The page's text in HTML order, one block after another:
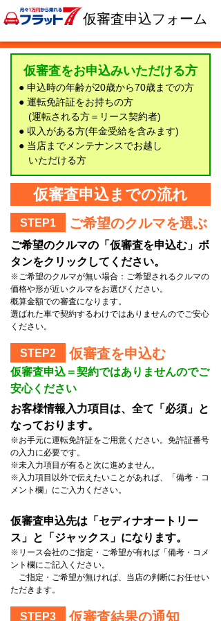
仮審査申込フォーム
仮審査をお申込みいただける方
● 申込時の年齢が20歳から70歳までの方
● 運転免許証をお持ちの方
(運転される方＝リース契約者)
● 収入がある方(年金受給を含みます)
● 当店までメンテナンスでお越し
いただける方
仮審査申込までの流れ
STEP1 ご希望のクルマを選ぶ
ご希望のクルマの「仮審査を申込む」ボ
タンをクリックしてください。
※ご希望のクルマが無い場合：ご希望されるクルマの
価格や形が近いクルマをお選びください。
概算金額での審査になります。
選ばれた車で契約するわけではありませんのでご安心
ください。
STEP2 仮審査を申込む
仮審査申込＝契約ではありませんのでご
安心ください
お客様情報入力項目は、全て「必須」と
なっております。
※お手元に運転免許証をご用意ください。免許証番号
の入力に必要です。
※未入力項目が有ると次に進めません。
※入力項目以外で伝えたいことがあれば、「備考・コ
メント欄」にご入力ください。
仮審査申込先は「セディナオートリー
ス」と「ジャックス」になります。
※リース会社のご指定・ご希望が有れば「備考・コメ
ント欄にご記入ください。
ご指定・ご希望が無ければ、当店の判断にお任せい
ただきます。
STEP3 仮審査結果の通知